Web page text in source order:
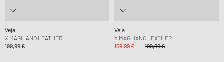
Veja
X MAGLIANO LEATHER
199,99 €
Veja
X MAGLIANO LEATHER
159,99 €
199,99 €